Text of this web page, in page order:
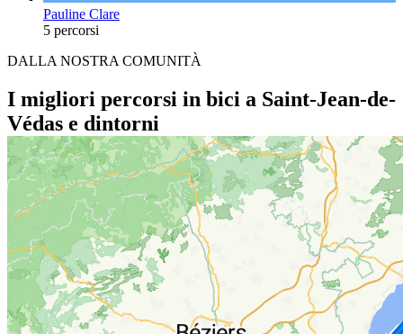
Pauline Clare
5 percorsi
DALLA NOSTRA COMUNITÀ
I migliori percorsi in bici a Saint-Jean-de-
Védas e dintorni